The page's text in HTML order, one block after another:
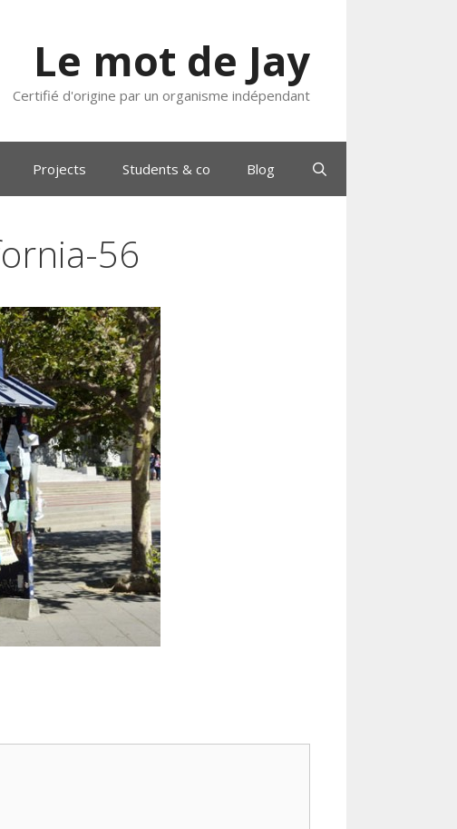
Le mot de Jay
Certifié d'origine par un organisme indépendant
Projects Students & co Blog
56